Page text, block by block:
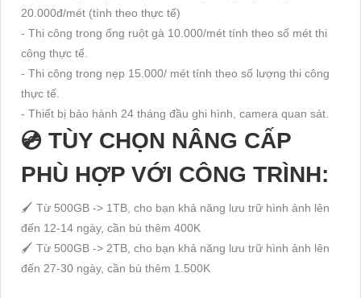
20.000đ/mét (tính theo thực tế)
- Thi công trong ống ruột gà 10.000/mét tính theo số mét thi
công thực tế.
- Thi công trong nẹp 15.000/ mét tính theo số lượng thi công
thực tế.
- Thiết bị bảo hành 24 tháng đầu ghi hình, camera quan sát.
💿 TÙY CHỌN NÂNG CẤP
PHÙ HỢP VỚI CÔNG TRÌNH:
🖌 Từ 500GB -> 1TB, cho bạn khả năng lưu trữ hình ảnh lên
đến 12-14 ngày, cần bù thêm 400K
🖌 Từ 500GB -> 2TB, cho bạn khả năng lưu trữ hình ảnh lên
đến 27-30 ngày, cần bù thêm 1.500K